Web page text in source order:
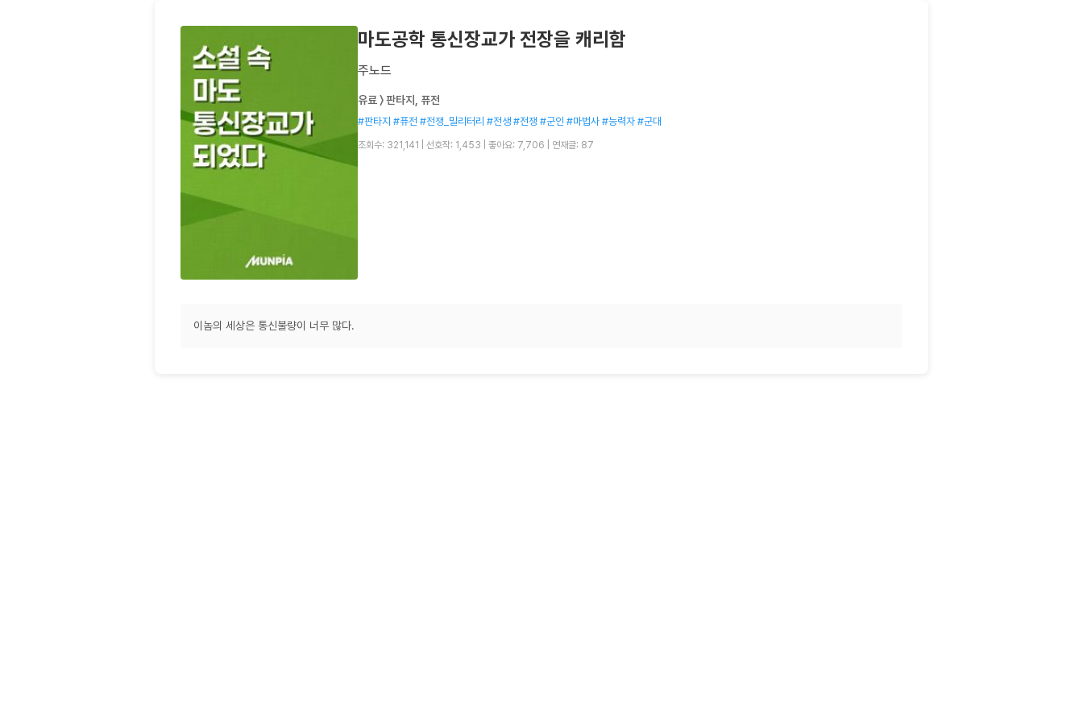
마도공학 통신장교가 전장을 캐리함
주노드
유료 〉 판타지, 퓨전
#판타지 #퓨전 #전쟁_밀리터리 #전생 #전쟁 #군인 #마법사 #능력자 #군대
조회수: 321,141 선호작: 1,453 좋아요: 7,706 연재글: 87
이놈의 세상은 통신불량이 너무 많다.